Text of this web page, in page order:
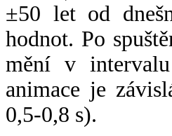
±50 let od
hodnot. Po
mění v
animace je
0,5-0,8 s).